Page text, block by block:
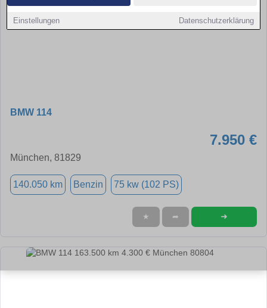
Einstellungen Datenschutzerklärung
BMW 114
7.950 €
München, 81829
140.050 km Benzin 75 kw (102 PS)
★ ➦ ➜